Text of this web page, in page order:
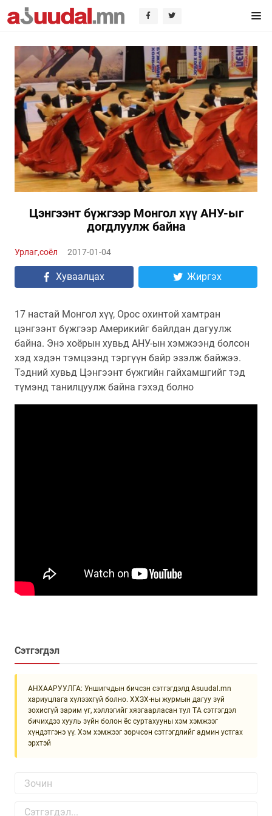
Цэнгээнт бүжгээр Монгол хүү АНУ-ыг
догдлуулж байна
Урлаг,соёл 2017-01-04
Хуваалцах Жиргэх
17 настай Монгол хүү, Орос охинтой хамтран
цэнгээнт бүжгээр Америкийг байлдан дагуулж
байна. Энэ хоёрын хувьд АНУ-ын хэмжээнд болсон
хэд хэдэн тэмцээнд тэргүүн байр эзэлж байжээ.
Тэдний хувьд Цэнгээнт бүжгийн гайхамшгийг тэд
түмэнд танилцуулж байна гэхэд болно
Сэтгэгдэл
АНХААРУУЛГА: Уншигчдын бичсэн сэтгэгдэлд Asuudal.mn
хариуцлага хүлээхгүй болно. ХХЗХ-ны журмын дагуу зүй
зохисгүй зарим үг, хэллэгийг хязгаарласан тул ТА сэтгэгдэл
бичихдээ хууль зүйн болон ёс суртахууны хэм хэмжээг
хүндэтгэнэ үү. Хэм хэмжээг зөрчсөн сэтгэгдлийг админ устгах
эрхтэй